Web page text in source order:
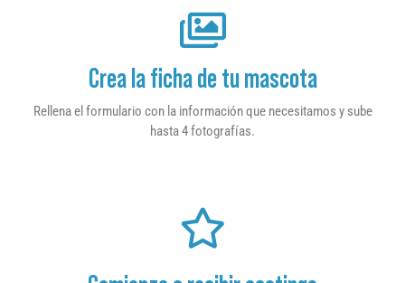
Crea la ficha de tu mascota
Rellena el formulario con la información que necesitamos y sube
hasta 4 fotografías.